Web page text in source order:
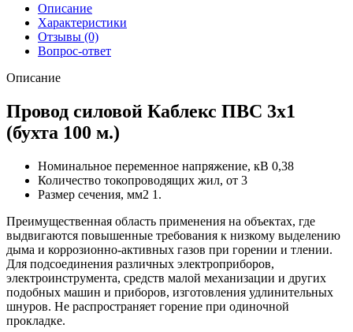
Описание
Характеристики
Отзывы (0)
Вопрос-ответ
Описание
Провод силовой Каблекс ПВС 3х1
(бухта 100 м.)
Номинальное переменное напряжение, кВ 0,38
Количество токопроводящих жил, от 3
Размер сечения, мм2 1.
Преимущественная область применения на объектах, где
выдвигаются повышенные требования к низкому выделению
дыма и коррозионно-активных газов при горении и тлении.
Для подсоединения различных электроприборов,
электроинструмента, средств малой механизации и других
подобных машин и приборов, изготовления удлинительных
шнуров. Не распространяет горение при одиночной
прокладке.